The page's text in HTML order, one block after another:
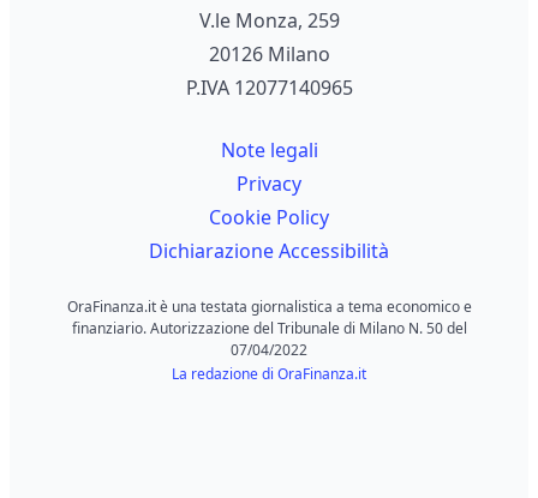
V.le Monza, 259
20126 Milano
P.IVA 12077140965
Note legali
Privacy
Cookie Policy
Dichiarazione Accessibilità
OraFinanza.it è una testata giornalistica a tema economico e
finanziario. Autorizzazione del Tribunale di Milano N. 50 del
07/04/2022
La redazione di OraFinanza.it